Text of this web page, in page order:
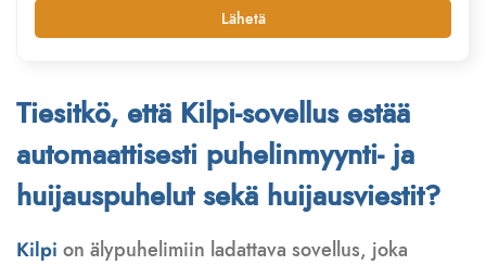
Lähetä
Tiesitkö, että Kilpi-sovellus estää
automaattisesti puhelinmyynti- ja
huijauspuhelut sekä huijausviestit?
Kilpi on älypuhelimiin ladattava sovellus, joka